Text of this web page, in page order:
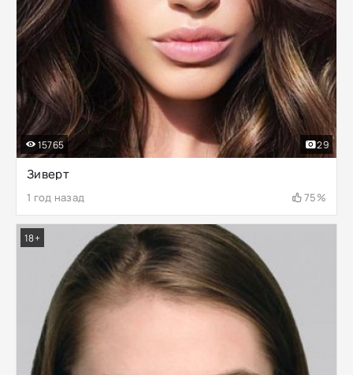
Зиверт
1 год назад 75%
15765 29
18+